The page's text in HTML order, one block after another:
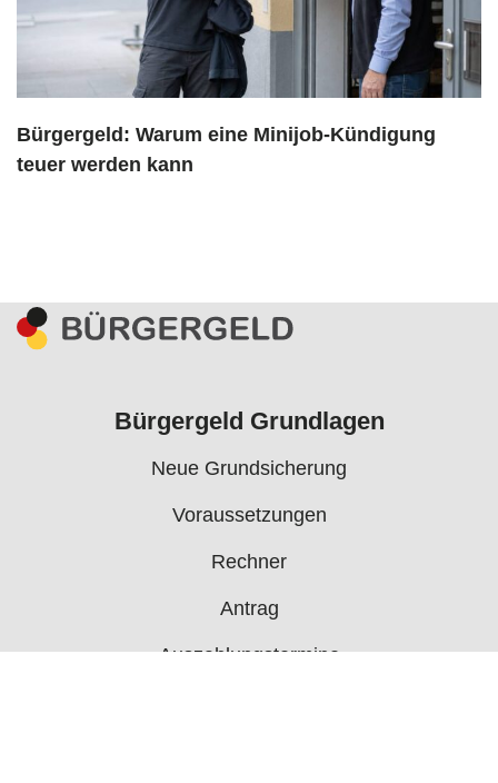
Bürgergeld: Warum eine Minijob-Kündigung
teuer werden kann
Bürgergeld Grundlagen
Neue Grundsicherung
Voraussetzungen
Rechner
Antrag
Auszahlungstermine